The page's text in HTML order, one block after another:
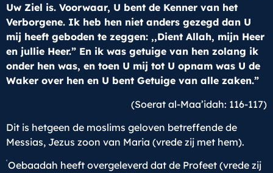
Uw Ziel is. Voorwaar, U bent de Kenner van het
Verborgene. Ik heb hen niet anders gezegd dan U
mij heeft geboden te zeggen: ,,Dient Allah, mijn Heer
en jullie Heer.” En ik was getuige van hen zolang ik
onder hen was, en toen U mij tot U opnam was U de
Waker over hen en U bent Getuige van alle zaken.”
(Soerat al-Maa’idah: 116-117)
Dit is hetgeen de moslims geloven betreffende de
Messias, Jezus zoon van Maria (vrede zij met hem).
ʿOebaadah heeft overgeleverd dat de Profeet (vrede zij